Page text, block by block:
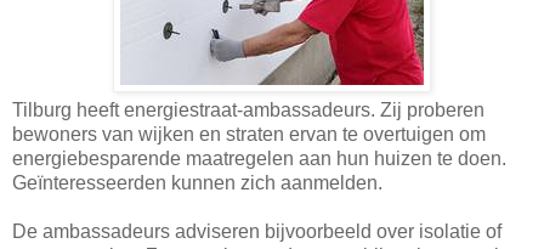
Tilburg heeft energiestraat-ambassadeurs. Zij proberen
bewoners van wijken en straten ervan te overtuigen om
energiebesparende maatregelen aan hun huizen te doen.
Geïnteresseerden kunnen zich aanmelden.
De ambassadeurs adviseren bijvoorbeeld over isolatie of